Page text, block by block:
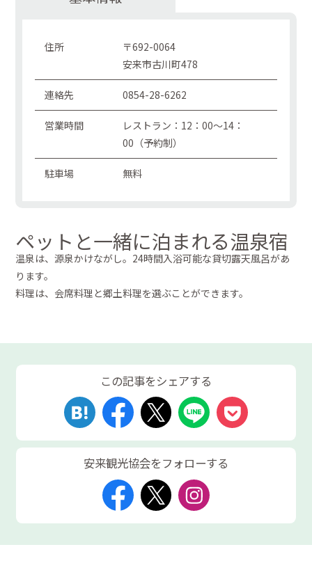
住所
〒692-0064
安来市古川町478
連絡先 0854-28-6262
営業時間
レストラン：12：00～14：
00（予約制）
駐車場 無料
ペットと一緒に泊まれる温泉宿
温泉は、源泉かけながし。24時間入浴可能な貸切露天風呂があ
ります。
料理は、会席料理と郷土料理を選ぶことができます。
この記事をシェアする
安来観光協会をフォローする